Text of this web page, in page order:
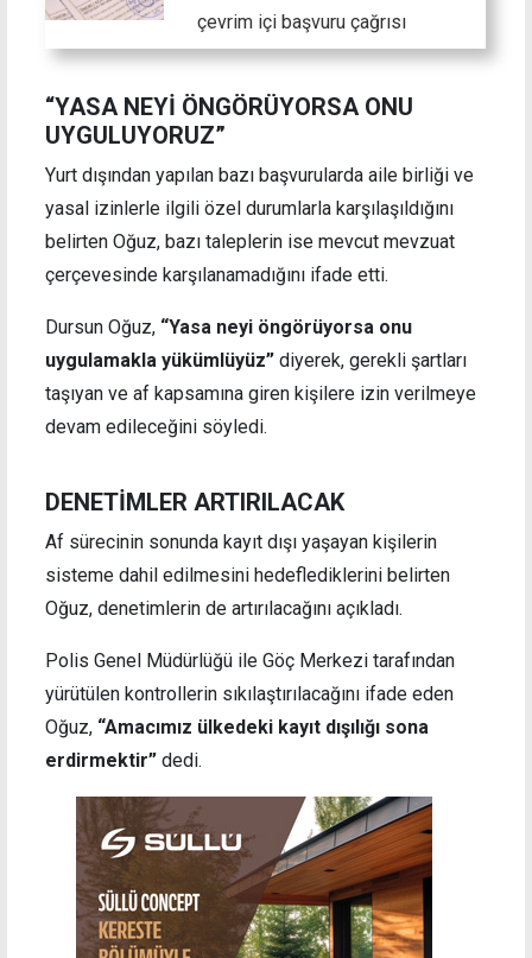
çevrim içi başvuru çağrısı
“YASA NEYİ ÖNGÖRÜYORSA ONU
UYGULUYORUZ”
Yurt dışından yapılan bazı başvurularda aile birliği ve
yasal izinlerle ilgili özel durumlarla karşılaşıldığını
belirten Oğuz, bazı taleplerin ise mevcut mevzuat
çerçevesinde karşılanamadığını ifade etti.
Dursun Oğuz, “Yasa neyi öngörüyorsa onu
uygulamakla yükümlüyüz” diyerek, gerekli şartları
taşıyan ve af kapsamına giren kişilere izin verilmeye
devam edileceğini söyledi.
DENETİMLER ARTIRILACAK
Af sürecinin sonunda kayıt dışı yaşayan kişilerin
sisteme dahil edilmesini hedeflediklerini belirten
Oğuz, denetimlerin de artırılacağını açıkladı.
Polis Genel Müdürlüğü ile Göç Merkezi tarafından
yürütülen kontrollerin sıkılaştırılacağını ifade eden
Oğuz, “Amacımız ülkedeki kayıt dışılığı sona
erdirmektir” dedi.